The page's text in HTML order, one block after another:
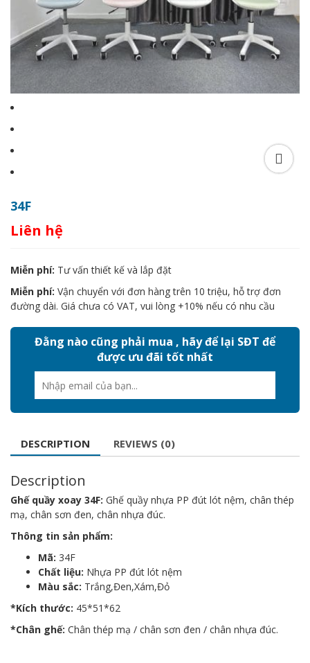
34F
Liên hệ
Miễn phí: Tư vấn thiết kế và lắp đặt
Miễn phí: Vận chuyển với đơn hàng trên 10 triệu, hỗ trợ đơn
đường dài. Giá chưa có VAT, vui lòng +10% nếu có nhu cầu
Đằng nào cũng phải mua , hãy để lại SĐT để
được ưu đãi tốt nhất
DESCRIPTION REVIEWS (0)
Description
Ghế quầy xoay 34F: Ghế quầy nhựa PP đút lót nệm, chân thép
mạ, chân sơn đen, chân nhựa đúc.
Thông tin sản phẩm:
Mã: 34F
Chất liệu: Nhựa PP đút lót nệm
Màu sắc: Trắng,Đen,Xám,Đỏ
*Kích thước: 45*51*62
*Chân ghế: Chân thép mạ / chân sơn đen / chân nhựa đúc.